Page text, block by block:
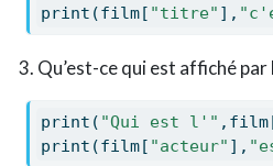
print (film[ "titre" ],
Qu’est-ce qui est affiché
print ( "Qui est l'"
print (film[ "acteur" ],